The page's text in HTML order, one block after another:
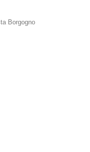
Borgogno